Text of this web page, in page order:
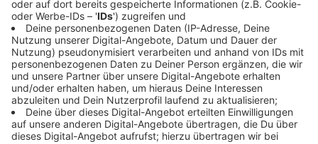
Sportartikel bis hin zu Kuscheltieren, hat uns Burkhard
Büttgen, der pädagogische Leiter des Zentrums für
soziale Arbeit in Aachen-Burtscheid gesagt:
Anzeige